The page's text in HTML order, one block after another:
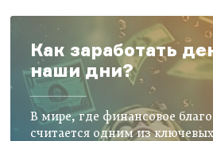
Как заработать
наши дни?
В мире, где финансовое
считается одним из ключевых